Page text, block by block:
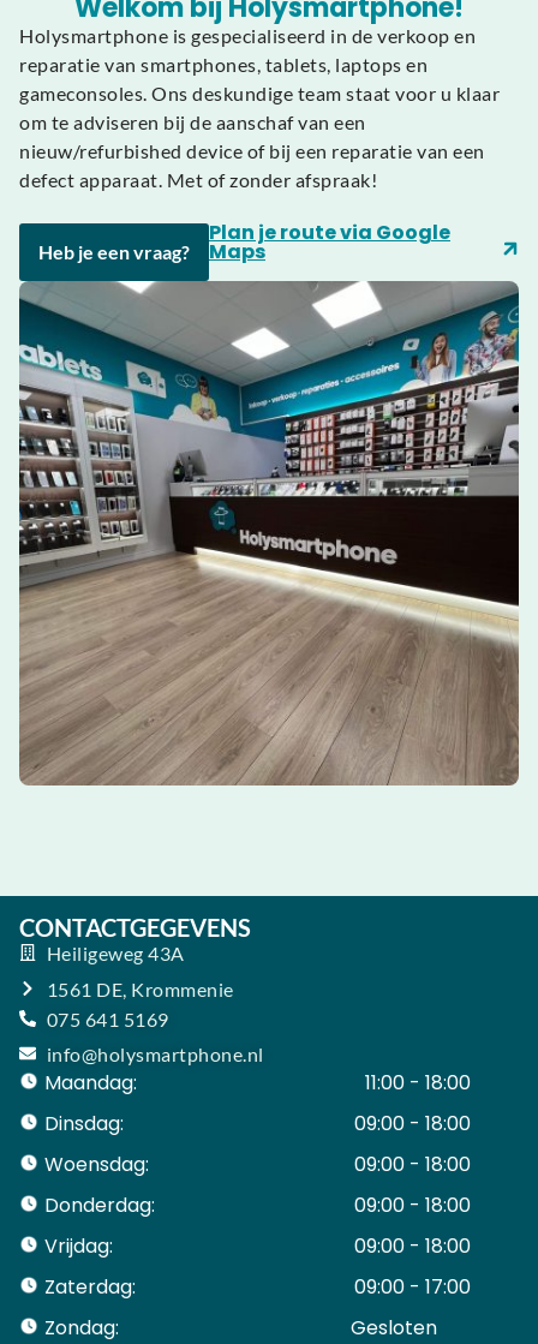
Welkom bij Holysmartphone!
Holysmartphone is gespecialiseerd in de verkoop en
reparatie van smartphones, tablets, laptops en
gameconsoles. Ons deskundige team staat voor u klaar
om te adviseren bij de aanschaf van een
nieuw/refurbished device of bij een reparatie van een
defect apparaat. Met of zonder afspraak!
Heb je een vraag?
Plan je route via Google
Maps
CONTACTGEGEVENS
Heiligeweg 43A
1561 DE, Krommenie
075 641 5169
info@holysmartphone.nl
Maandag:
11:00 - 18:00
Dinsdag:
09:00 - 18:00
Woensdag:
09:00 - 18:00
Donderdag:
09:00 - 18:00
Vrijdag:
09:00 - 18:00
Zaterdag:
09:00 - 17:00
Zondag:
Gesloten ​ ​ ​ ​ ​ ​ ​